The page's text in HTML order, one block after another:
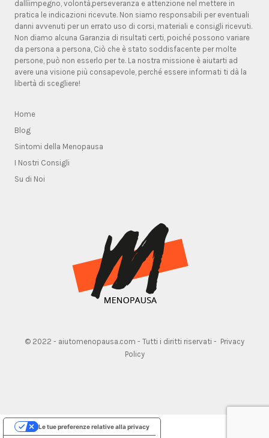
dallíimpegno, volontà,perseveranza e attenzione nel mettere in
pratica le indicazioni ricevute. Non siamo responsabili per eventuali
danni avvenuti per un errato uso di corsi, materiali e consigli ricevuti.
Non diamo alcuna Garanzia di risultati certi, poiché possono variare
da persona a persona, Ciò che è stato soddisfacente per molte
persone, può non esserlo per te. La nostra missione è aiutarti ad
avere una visione più consapevole, perché essere informati ti dà la
libertà di scegliere!
Home
Blog
Sintomi della Menopausa
I Nostri Consigli
Su di Noi
© 2022 - aiutomenopausa.com - Tutti i diritti riservati - Privacy
Policy
Le tue preferenze relative alla privacy